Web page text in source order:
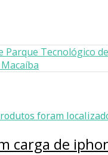
Parque Tecnológico
de